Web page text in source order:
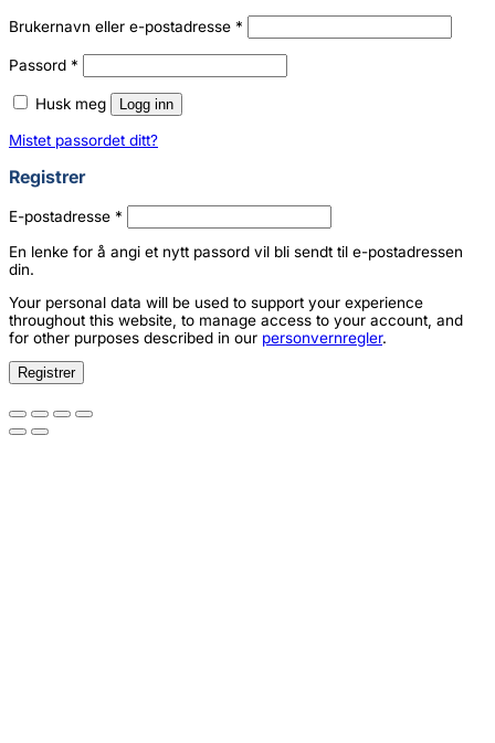
Brukernavn eller e-postadresse *
Passord *
Husk meg Logg inn
Mistet passordet ditt?
Registrer
E-postadresse *
En lenke for å angi et nytt passord vil bli sendt til e-postadressen
din.
Your personal data will be used to support your experience
throughout this website, to manage access to your account, and
for other purposes described in our personvernregler.
Registrer